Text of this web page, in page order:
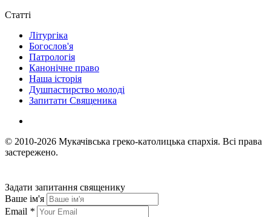
Статті
Літургіка
Богослов'я
Патрологія
Канонічне право
Наша історія
Душпастирство молоді
Запитати Священика
© 2010-2026 Мукачівська греко-католицька єпархія. Всі права
застережено.
Задати запитання священику
Ваше ім'я
Email *